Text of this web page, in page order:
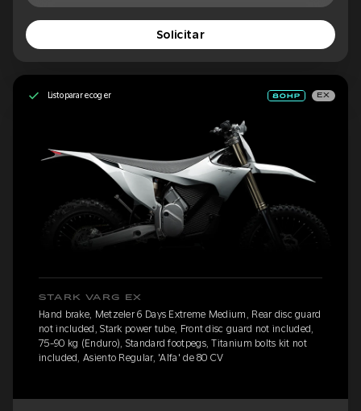
Solicitar
Listo para recoger EX
STARK VARG EX
Hand brake, Metzeler 6 Days Extreme Medium, Rear disc guard
not included, Stark power tube, Front disc guard not included,
75-90 kg (Enduro), Standard footpegs, Titanium bolts kit not
included, Asiento Regular, 'Alfa' de 80 CV